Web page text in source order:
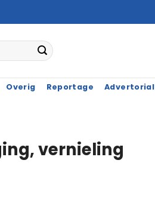
Overig Reportage Advertorial
vernieling